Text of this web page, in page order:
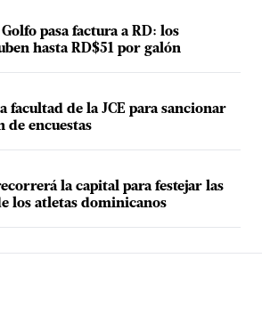
pasa factura a RD: los
hasta RD$51 por galón
facultad de la JCE para sancionar
de encuestas
la capital para festejar las
los atletas dominicanos